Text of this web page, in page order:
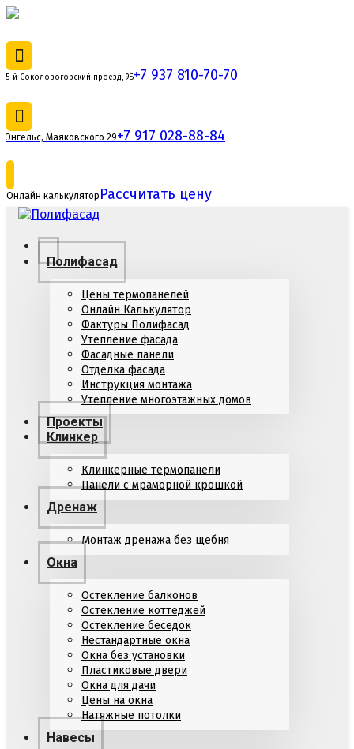
5-й Соколовогорский проезд, 9Б+7 937 810-70-70
Энгельс, Маяковского 29+7 917 028-88-84
Онлайн калькулятор Рассчитать цену
Полифасад
Цены термопанелей
Онлайн Калькулятор
Фактуры Полифасад
Утепление фасада
Фасадные панели
Отделка фасада
Инструкция монтажа
Утепление многоэтажных домов
Проекты
Клинкер
Клинкерные термопанели
Панели с мраморной крошкой
Дренаж
Монтаж дренажа без щебня
Окна
Остекление балконов
Остекление коттеджей
Остекление беседок
Нестандартные окна
Окна без установки
Пластиковые двери
Окна для дачи
Цены на окна
Натяжные потолки
Навесы